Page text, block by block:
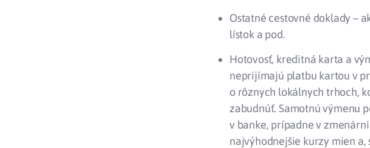
Ostatné cestovné doklady –
lístok a pod.
Hotovosť, kreditná karta a
neprijímajú platbu kartou v
o rôznych lokálnych trhoch,
zabudnúť. Samotnú výmenu
v banke, prípadne v
najvýhodnejšie kurzy mien a,